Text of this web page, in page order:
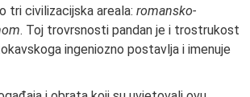
tri civilizacijska areala: romansko-
. Toj trovrsnosti pandan je i trostrukost
ingeniozno postavlja i imenuje